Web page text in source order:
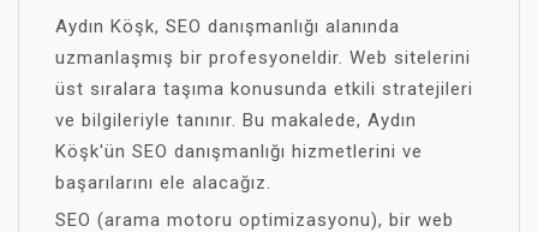
Aydın Köşk, SEO danışmanlığı alanında
uzmanlaşmış bir profesyoneldir. Web sitelerini
üst sıralara taşıma konusunda etkili stratejileri
ve bilgileriyle tanınır. Bu makalede, Aydın
Köşk'ün SEO danışmanlığı hizmetlerini ve
başarılarını ele alacağız.
SEO (arama motoru optimizasyonu), bir web